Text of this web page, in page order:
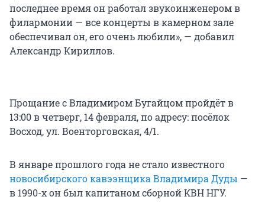
последнее время он работал звукоинженером в
филармонии — все концерты в камерном зале
обеспечивал он, его очень любили», — добавил
Александр Кириллов.
Прощание с Владимиром Бугайцом пройдёт в
13:00 в четверг, 14 февраля, по адресу: посёлок
Восход, ул. Военторговская, 4/1.
В январе прошлого года не стало известного
новосибирского кавээнщика Владимира Дуды —
в 1990-х он был капитаном сборной КВН НГУ.